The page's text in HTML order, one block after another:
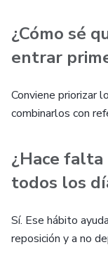
¿Cómo sé
entrar
Conviene priorizar
combinarlos con
¿Hace
todos los
Sí. Ese hábito
reposición y a no